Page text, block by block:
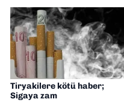
Tiryakilere kötü haber;
Sigaya zam